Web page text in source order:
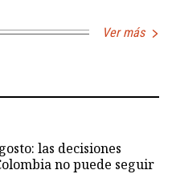
Ver más
las decisiones
no puede seguir